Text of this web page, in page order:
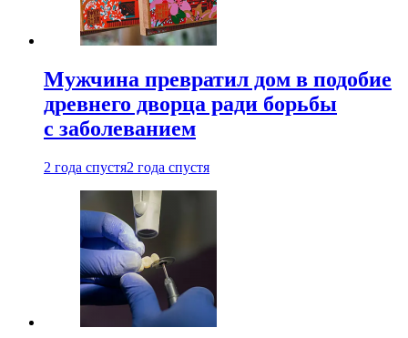
Мужчина превратил дом в подобие
древнего дворца ради борьбы
с заболеванием
2 года спустя2 года спустя